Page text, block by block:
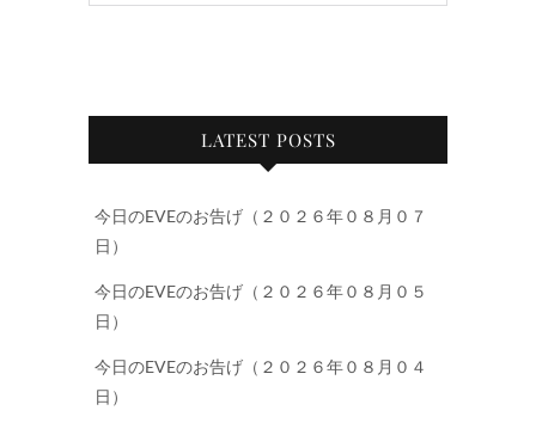
LATEST POSTS
今日のEVEのお告げ（２０２６年０８月０７
日）
今日のEVEのお告げ（２０２６年０８月０５
日）
今日のEVEのお告げ（２０２６年０８月０４
日）